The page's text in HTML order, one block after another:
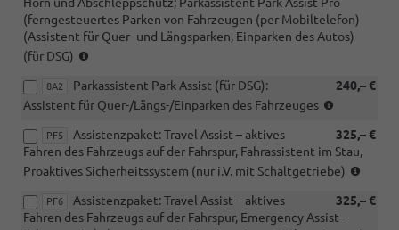
(ferngesteuertes Parken von Fahrzeugen (per Mobiltelefon)
(Assistent für Quer- und Längsparken, Einparken des Autos)
(für DSG)
mit
DSG)
8A2 240,– €
Parkassistent Park Assist (für DSG):
Assistent für Quer-/Längs-/Einparken des Fahrzeuges
mit
DSG)
PF5 325,– €
Assistenzpaket: Travel Assist – aktives
Fahren des Fahrzeugs auf der Fahrspur, Fahrassistent im Stau,
Proaktives Sicherheitssystem (nur i.V. mit Schaltgetriebe)
PF6 325,– €
Assistenzpaket: Travel Assist – aktives
Fahren des Fahrzeugs auf der Fahrspur, Emergency Assist –